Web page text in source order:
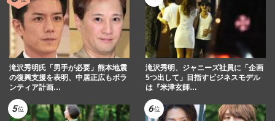
滝沢秀明氏「男手が必要」熊本地震
の復興支援を表明、中居正広もボラ
ンティア計画…
滝沢秀明、ジャニーズ社員に「企画
5つ出して」目指すビジネスモデル
は『米津玄師…